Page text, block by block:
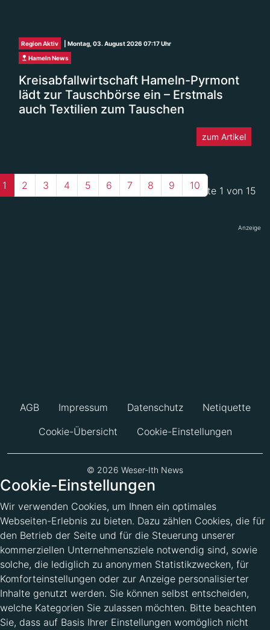
Region Aktiv
| Montag, 03. August 2026 07:17 Uhr
Hameln News
Kreisabfallwirtschaft Hameln-Pyrmont
lädt zur Tauschbörse ein – Erstmals
auch Textilien zum Tauschen
zum Artikel
Seite 1 von 15
1 2 3 4 5 6 7 8 9 10
Anzeige
AGB Impressum Datenschutz
Netiquette
Cookie-Übersicht
Cookie-Einstellungen
© 2026 Weser-Ith News
Cookie-Einstellungen
Wir verwenden Cookies, um Ihnen ein optimales
Webseiten-Erlebnis zu bieten. Dazu zählen Cookies, die für
den Betrieb der Seite und für die Steuerung unserer
kommerziellen Unternehmensziele notwendig sind, sowie
solche, die lediglich zu anonymen Statistikzwecken, für
Komforteinstellungen oder zur Anzeige personalisierter
Inhalte genutzt werden. Sie können selbst entscheiden,
welche Kategorien Sie zulassen möchten. Bitte beachten
Sie, dass auf Basis Ihrer Einstellungen womöglich nicht